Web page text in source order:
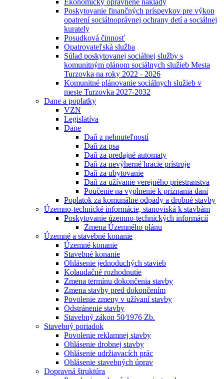
Ekonomicky oprávnené náklady
Poskytovanie finančných príspevkov pre výkon
opatrení sociálnoprávnej ochrany detí a sociálnej
kurately
Posudková činnosť
Opatrovateľská služba
Súlad poskytovanej sociálnej služby s
komunitným plánom sociálnych služieb Mesta
Turzovka na roky 2022 - 2026
Komunitné plánovanie sociálnych služieb v
meste Turzovka 2027-2032
Dane a poplatky
VZN
Legislatíva
Dane
Daň z nehnuteľností
Daň za psa
Daň za predajné automaty
Daň za nevýherné hracie prístroje
Daň za ubytovanie
Daň za užívanie verejného priestranstva
Poučenie na vyplnenie k priznania dani
Poplatok za komunálne odpady a drobné stavby
Územno-technické informácie, stanoviská k stavbám
Poskytovanie územno-technických informácií
Zmena Územného plánu
Územné a stavebné konanie
Územné konanie
Stavebné konanie
Ohlásenie jednoduchých stavieb
Kolaudačné rozhodnutie
Zmena termínu dokončenia stavby
Zmena stavby pred dokončením
Povolenie zmeny v užívaní stavby
Odstránenie stavby
Stavebný zákon 50⁄1976 Zb.
Stavebný poriadok
Povolenie reklamnej stavby
Ohlásenie drobnej stavby
Ohlásenie udržiavacích prác
Ohlásenie stavebných úprav
Dopravná štruktúra